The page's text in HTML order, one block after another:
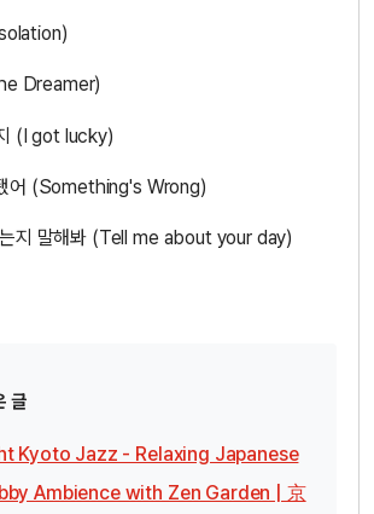
Dreamer)
(I got lucky)
어 (Something's Wrong)
지 말해봐 (Tell me about your day)
글
Kyoto Jazz - Relaxing Japanese
Ambience with Zen Garden | 京